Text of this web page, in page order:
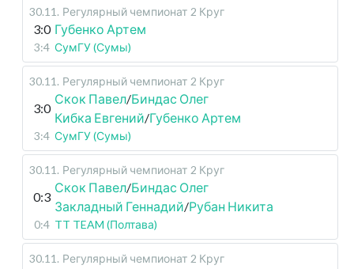
30.11 . Регулярный чемпионат 2 Круг
3:0 Губенко Артем
3:4 СумГУ (Сумы)
30.11 . Регулярный чемпионат 2 Круг
3:0
Скок Павел/Биндас Олег
Кибка Евгений/Губенко Артем
3:4 СумГУ (Сумы)
30.11 . Регулярный чемпионат 2 Круг
0:3
Скок Павел/Биндас Олег
Закладный Геннадий/Рубан Никита
0:4 TT TEAM (Полтава)
30.11 . Регулярный чемпионат 2 Круг